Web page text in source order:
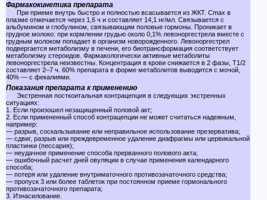
Фармакокинетика препарата
При приеме внутрь быстро и полностью всасывается из ЖКТ. Cmax в
плазме отмечается через 1,6 ч и составляет 14,1 нг/мл. Связывается с
альбумином и глобулином, связывающим половые гормоны. Проникает в
грудное молоко: при кормлении грудью около 0,1% левоноргестрела вместе с
грудным молоком попадает в организм новорожденного. Левоноргестрел
подвергается метаболизму в печени, его биотрансформация соответствует
метаболизму стероидов. Фармакологически активные метаболиты
левоноргестрела неизвестны. Концентрация в крови снижается в 2 фазы, T1/2
составляет 2–7 ч. 60% препарата в форме метаболитов выводится с мочой,
40% — с фекалиями.
Показания препарата к применению
Экстренная посткоитальная контрацепция в следующих экстренных
ситуациях:
1. Если произошел незащищенный половой акт;
2. Если примененный способ контрацепции не может считаться надежным,
например:
— разрыв, соскальзывание или неправильное использование презерватива;
— сдвиг, разрыв или преждевременное удаление диафрагмы или цервикальной
пластинки (пессария);
— неудачное применение способа прерванного полового акта;
— ошибочный расчет дней овуляции в случае применения календарного
способа;
— потеря или удаление внутриматочного противозачаточного средства;
— пропуск 3 или более таблеток при постоянном приеме гормонального
противозачаточного препарата;
3. Изнасилование.